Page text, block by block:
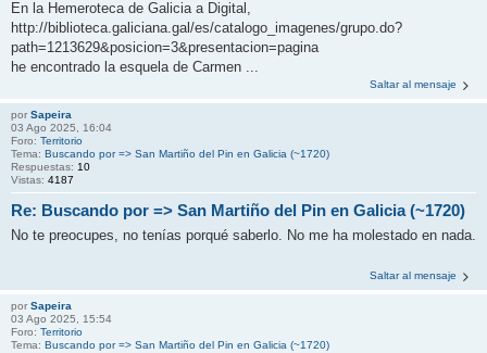
En la Hemeroteca de Galicia a Digital,
http://biblioteca.galiciana.gal/es/catalogo_imagenes/grupo.do?
path=1213629&posicion=3&presentacion=pagina
he encontrado la esquela de Carmen ...
Saltar al mensaje
por Sapeira
03 Ago 2025, 16:04
Foro: Territorio
Tema: Buscando por => San Martiño del Pin en Galicia (~1720)
Respuestas: 10
Vistas: 4187
Re: Buscando por => San Martiño del Pin en Galicia (~1720)
No te preocupes, no tenías porqué saberlo. No me ha molestado en nada.
Saltar al mensaje
por Sapeira
03 Ago 2025, 15:54
Foro: Territorio
Tema: Buscando por => San Martiño del Pin en Galicia (~1720)